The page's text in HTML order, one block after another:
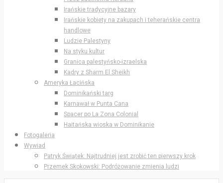
Irańskie tradycyjne bazary
Irańskie kobiety na zakupach i teherańskie centra
handlowe
Ludzie Palestyny
Na styku kultur
Granica palestyńsko-izraelska
Kadry z Sharm El Sheikh
Ameryka Łacińska
Dominikański targ
Karnawał w Punta Cana
Spacer po La Zona Colonial
Haitańska wioska w Dominikanie
Fotogaleria
Wywiad
Patryk Świątek: Najtrudniej jest zrobić ten pierwszy krok
Przemek Skokowski: Podróżowanie zmienia ludzi